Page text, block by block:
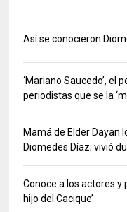
Así se conocieron
‘Mariano Saucedo’, el
periodistas que se la
Mamá de Elder Dayan
Diomedes Díaz; vivió
Conoce a los actores y
hijo del Cacique’